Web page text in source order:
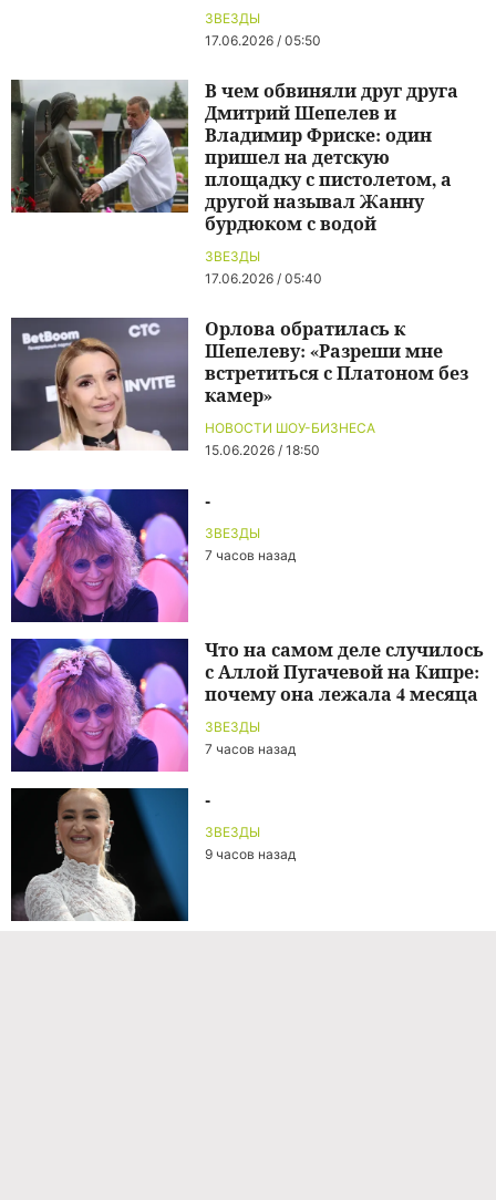
ЗВЕЗДЫ
17.06.2026 / 05:50
ЗВЕЗДЫ
17.06.2026 / 05:40
В чем обвиняли друг друга
Дмитрий Шепелев и
Владимир Фриске: один
пришел на детскую
площадку с пистолетом, а
другой называл Жанну
бурдюком с водой
НОВОСТИ ШОУ-БИЗНЕСА
15.06.2026 / 18:50
Орлова обратилась к
Шепелеву: «Разреши мне
встретиться с Платоном без
камер»
ЗВЕЗДЫ
7 часов назад
-
ЗВЕЗДЫ
7 часов назад
Что на самом деле случилось
с Аллой Пугачевой на Кипре:
почему она лежала 4 месяца
ЗВЕЗДЫ
9 часов назад
-